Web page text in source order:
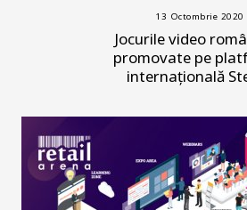
13 Octombrie 2020
Jocurile video
promovate pe
internațională